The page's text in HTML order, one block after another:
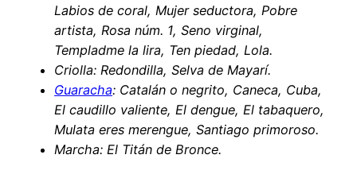
Labios de coral, Mujer seductora, Pobre
artista, Rosa núm. 1, Seno virginal,
Templadme la lira, Ten piedad, Lola.
Criolla: Redondilla, Selva de Mayarí.
Guaracha: Catalán o negrito, Caneca, Cuba,
El caudillo valiente, El dengue, El tabaquero,
Mulata eres merengue, Santiago primoroso.
Marcha: El Titán de Bronce.